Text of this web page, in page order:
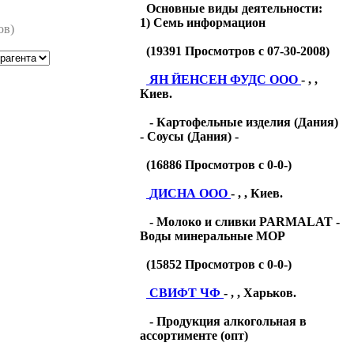
Основные виды деятельности:
1) Семь информацион
(19391 Просмотров с 07-30-2008)
ЯН ЙЕНСЕН ФУДС ООО - , ,
Киев.
- Картофельные изделия (Дания)
- Соусы (Дания) -
(16886 Просмотров с 0-0-)
ДИСНА ООО - , , Киев.
- Молоко и сливки PARMALAT -
Воды минеральные МОР
(15852 Просмотров с 0-0-)
СВИФТ ЧФ - , , Харьков.
- Продукция алкогольная в
ассортименте (опт)